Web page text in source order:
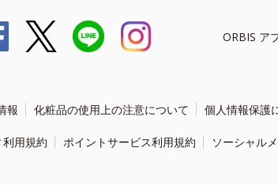
ORBIS ア
報 化粧品の使用上の注意について 個人情報保護
用規約 ポイントサービス利用規約 ソーシャル